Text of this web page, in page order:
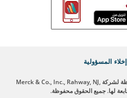
إخلاء المسؤولية
محفوظة لشركة Merck & Co., Inc., Rahway, NJ,